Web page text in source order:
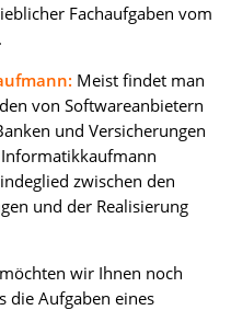
Fachaufgaben vom
Meist findet man
von Softwareanbietern
und Versicherungen
zwischen den
und der Realisierung
wir Ihnen noch
die Aufgaben eines